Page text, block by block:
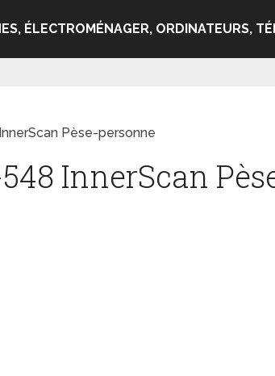
ÉLECTROMÉNAGER, ORDINATEURS,
Pèse-personne
InnerScan